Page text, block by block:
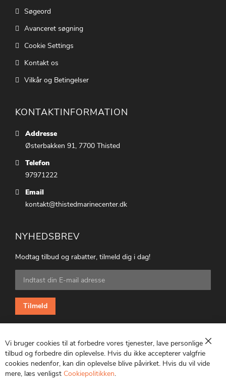
Søgeord
Avanceret søgning
Cookie Settings
Kontakt os
Vilkår og Betingelser
KONTAKTINFORMATION
Addresse
Østerbakken 91, 7700 Thisted
Telefon
97971222
Email
kontakt@thistedmarinecenter.dk
NYHEDSBREV
Modtag tilbud og rabatter, tilmeld dig i dag!
Tilmeld
dig
vores
nyhedsbrev:
Tilmeld
CVR: 25847369
Luk
Vi bruger cookies til at forbedre vores tjenester, lave personlige
tilbud og forbedre din oplevelse. Hvis du ikke accepterer valgfrie
cookies nedenfor, kan din oplevelse blive påvirket. Hvis du vil vide
mere, læs venligst Cookiepolitikken.